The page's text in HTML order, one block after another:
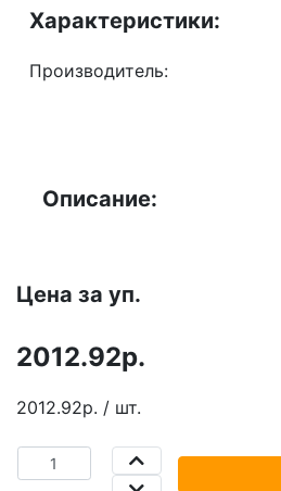
Характеристики:
Производитель:
Описание:
Цена за уп.
2012.92р.
2012.92р. / шт.